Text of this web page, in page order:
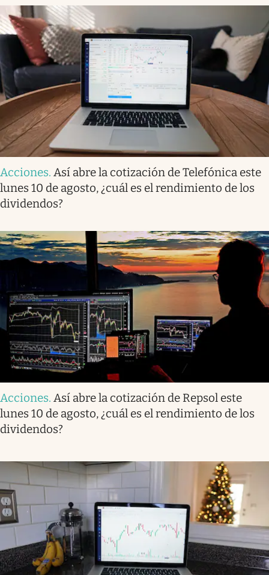
Acciones. Así abre la cotización de Telefónica este
lunes 10 de agosto, ¿cuál es el rendimiento de los
dividendos?
Acciones. Así abre la cotización de Repsol este
lunes 10 de agosto, ¿cuál es el rendimiento de los
dividendos?